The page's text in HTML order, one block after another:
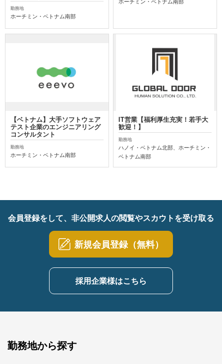
勤務地
ホーチミン・ベトナム南部
【ベトナム】大手ソフトウェア
テスト企業のエンジニアリング
コンサルタント
勤務地
ホーチミン・ベトナム南部
IT営業【福利厚生充実！若手大
歓迎！】
勤務地
ハノイ・ベトナム北部、ホーチミン・
ベトナム南部
会員登録をして、非公開求人の閲覧やスカウトを受け取る
新規会員登録（無料）
採用企業様はこちら
勤務地から探す